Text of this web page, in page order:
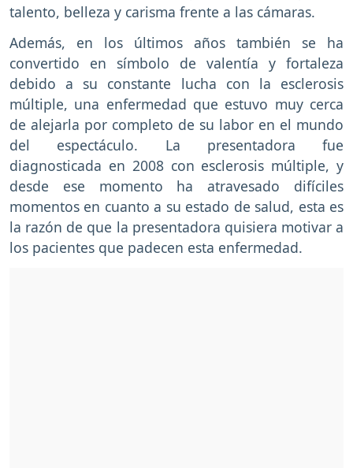
talento, belleza y carisma frente a las cámaras.
Además, en los últimos años también se ha
convertido en símbolo de valentía y fortaleza
debido a su constante lucha con la esclerosis
múltiple, una enfermedad que estuvo muy cerca
de alejarla por completo de su labor en el mundo
del espectáculo. La presentadora fue
diagnosticada en 2008 con esclerosis múltiple, y
desde ese momento ha atravesado difíciles
momentos en cuanto a su estado de salud, esta es
la razón de que la presentadora quisiera motivar a
los pacientes que padecen esta enfermedad.